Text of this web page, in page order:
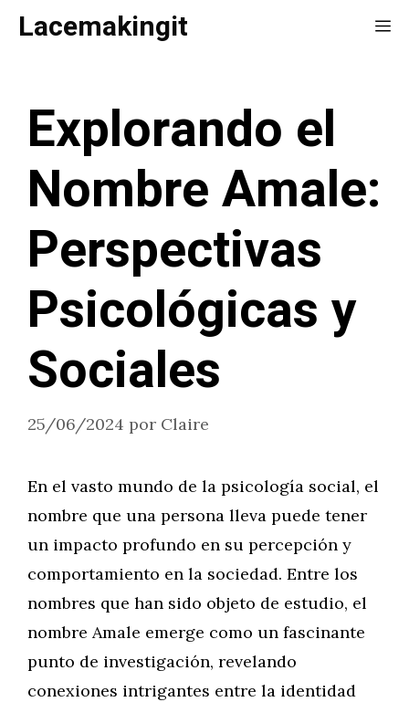
SaltarLacemakingit
Explorando el
Nombre Amale:
Perspectivas
Psicológicas y
Sociales
25/06/2024 por Claire
En el vasto mundo de la psicología social, el
nombre que una persona lleva puede tener
un impacto profundo en su percepción y
comportamiento en la sociedad. Entre los
nombres que han sido objeto de estudio, el
nombre Amale emerge como un fascinante
punto de investigación, revelando
conexiones intrigantes entre la identidad